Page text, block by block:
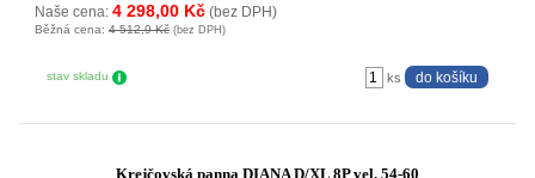
Naše cena: 4 298,00 Kč (bez DPH)
Běžná cena: 4 512,9 Kč (bez DPH)
stav skladu ks
Krejčovská panna DIANA D/XL 8P vel. 54-60